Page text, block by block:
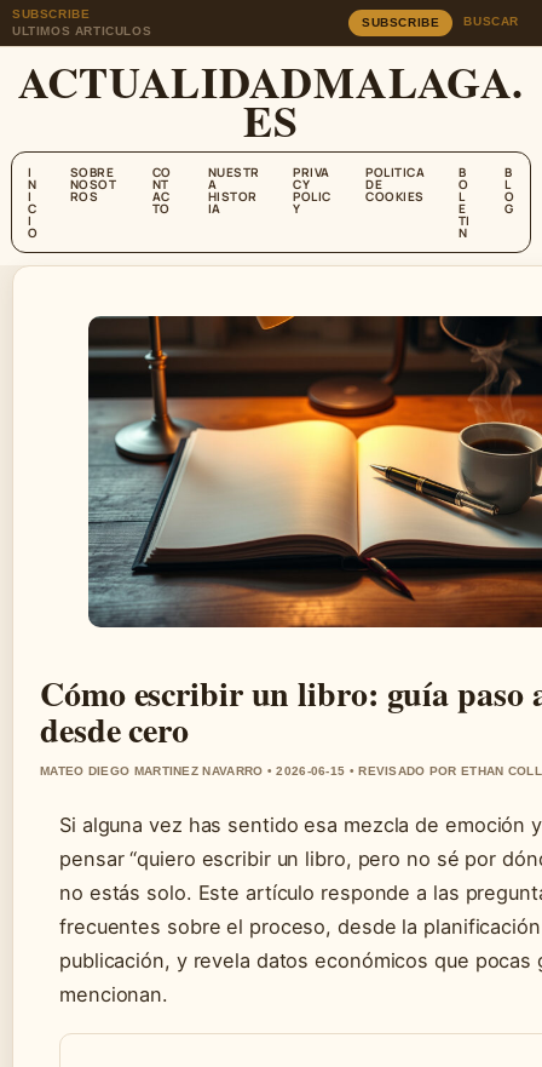
SUBSCRIBE
ULTIMOS ARTICULOS
SUBSCRIBE BUSCAR
ACTUALIDADMALAGA.
ES
I
N
I
C
I
O
SOBRE
NOSOT
ROS
CO
NT
AC
TO
NUESTR
A
HISTOR
IA
PRIVA
CY
POLIC
Y
POLITICA
DE
COOKIES
B
O
L
E
TI
N
B
L
O
G
Cómo escribir un libro: guía paso
desde cero
MATEO DIEGO MARTINEZ NAVARRO • 2026-06-15 • REVISADO POR ETHAN
Si alguna vez has sentido esa mezcla de emoción
pensar “quiero escribir un libro, pero no sé por
no estás solo. Este artículo responde a las
frecuentes sobre el proceso, desde la
publicación, y revela datos económicos que pocas
mencionan.